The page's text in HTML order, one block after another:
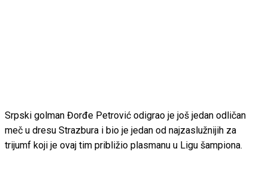
Srpski golman Đorđe Petrović odigrao je još jedan odličan
meč u dresu Strazbura i bio je jedan od najzaslužnijih za
trijumf koji je ovaj tim približio plasmanu u Ligu šampiona.